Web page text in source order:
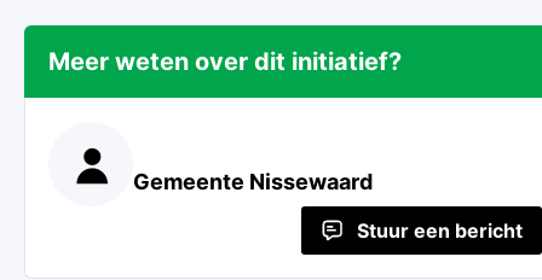
Meer weten over dit initiatief?
Gemeente Nissewaard
Stuur een bericht